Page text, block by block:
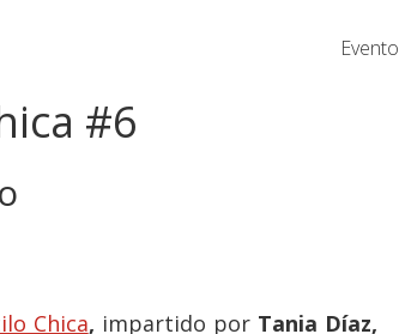
Evento
#6
Chica, impartido por Tania Díaz,